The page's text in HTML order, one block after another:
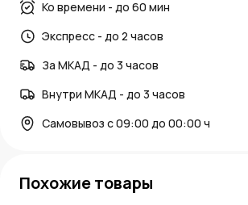
Ко времени - до 60 мин
Экспресс - до 2 часов
За МКАД - до 3 часов
Внутри МКАД - до 3 часов
Самовывоз с 09:00 до 00:00 ч
Похожие товары